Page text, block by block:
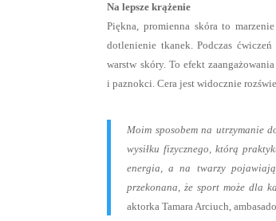
Na lepsze krążenie
Piękna, promienna skóra to
dotlenienie tkanek. Podczas
warstw skóry. To efekt
i paznokci. Cera jest widocznie
Moim sposobem na utrzymanie
wysiłku fizycznego, którą
energia, a na twarzy pojawiają
przekonana, że sport może dla
aktorka Tamara Arciuch,